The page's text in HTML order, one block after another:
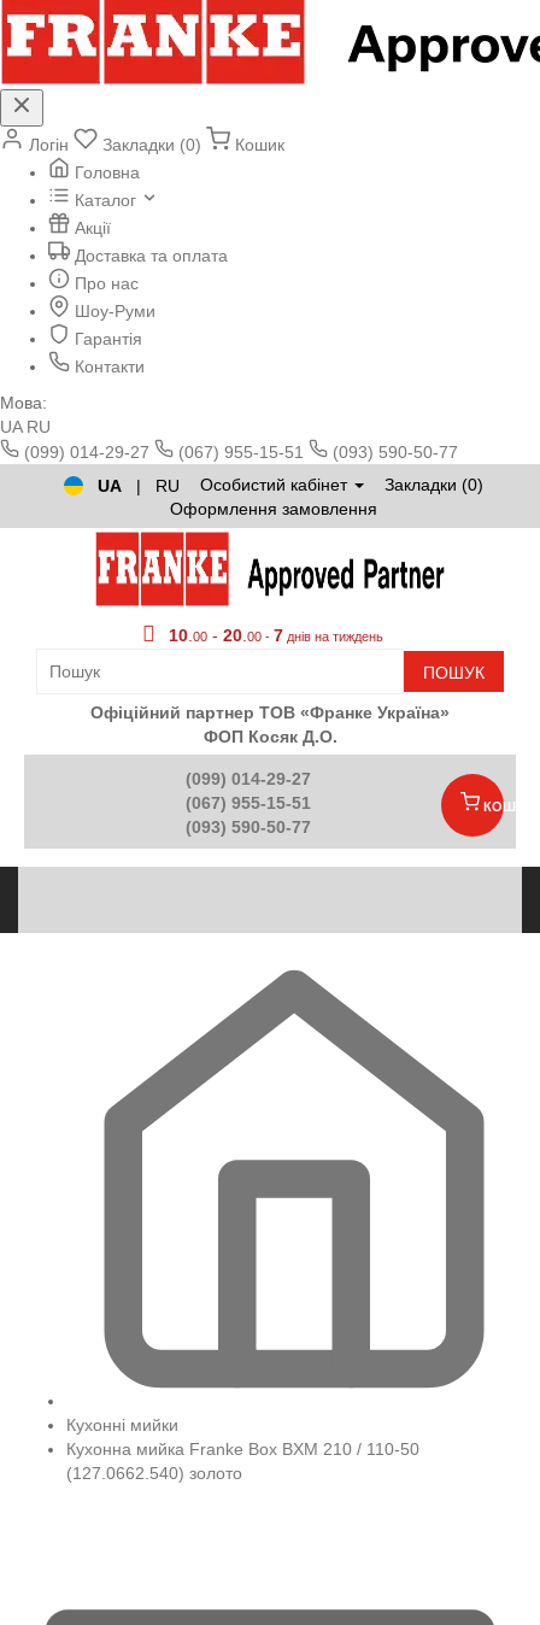
Логін Закладки (0)
Кошик
Головна
Каталог
Акції
Доставка та оплата
Про нас
Шоу-Руми
Гарантія
Контакти
Мова:
UA RU
(099) 014-29-27
(067) 955-15-51
(093) 590-50-77
UA
| RU Особистий кабінет
Закладки (0)
Оформлення замовлення
10 00 - 20 00 - 7 днів на тиждень
ПОШУК
Офіційний партнер ТОВ «Франке Україна»
ФОП Косяк Д.О.
(099) 014-29-27
(067) 955-15-51
(093) 590-50-77
КОШИК
Кухонні мийки
Кухонна мийка Franke Box BXM 210 / 110-50
(127.0662.540) золото